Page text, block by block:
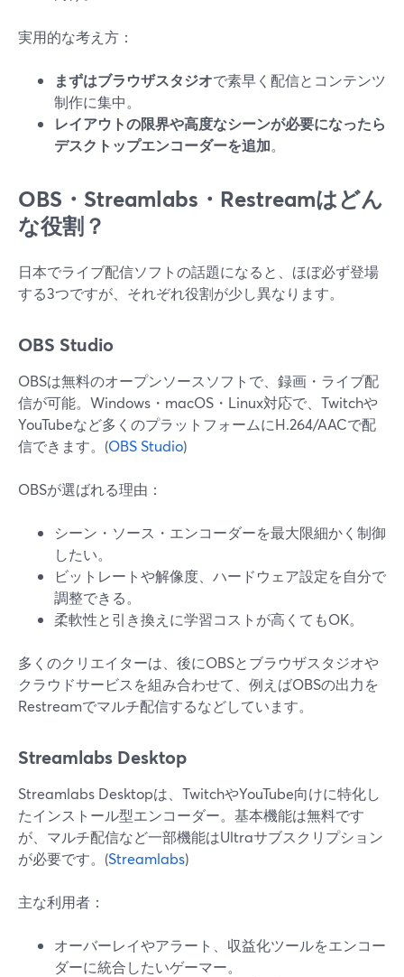
実用的な考え方：
まずはブラウザスタジオで素早く配信とコンテンツ
制作に集中。
レイアウトの限界や高度なシーンが必要になったら
デスクトップエンコーダーを追加。
OBS・Streamlabs・Restreamはどん
な役割？
日本でライブ配信ソフトの話題になると、ほぼ必ず登場
する3つですが、それぞれ役割が少し異なります。
OBS Studio
OBSは無料のオープンソースソフトで、録画・ライブ配
信が可能。Windows・macOS・Linux対応で、Twitchや
YouTubeなど多くのプラットフォームにH.264/AACで配
信できます。(OBS Studio)
OBSが選ばれる理由：
シーン・ソース・エンコーダーを最大限細かく制御
したい。
ビットレートや解像度、ハードウェア設定を自分で
調整できる。
柔軟性と引き換えに学習コストが高くてもOK。
多くのクリエイターは、後にOBSとブラウザスタジオや
クラウドサービスを組み合わせて、例えばOBSの出力を
Restreamでマルチ配信するなどしています。
Streamlabs Desktop
Streamlabs Desktopは、TwitchやYouTube向けに特化し
たインストール型エンコーダー。基本機能は無料です
が、マルチ配信など一部機能はUltraサブスクリプション
が必要です。(Streamlabs)
主な利用者：
オーバーレイやアラート、収益化ツールをエンコー
ダーに統合したいゲーマー。